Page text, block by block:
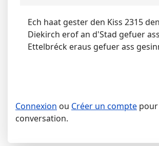
Ech haat gester den Kiss 2315
Diekirch erof an d'Stad gefuer
Ettelbréck eraus gefuer ass
Connexion ou Créer un compte
conversation.